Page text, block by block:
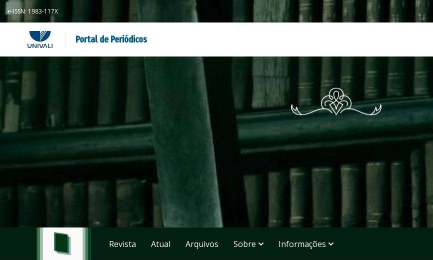
e-ISSN: 1983-117X
Portal de Periódicos
Revista Atual Arquivos Sobre Informações